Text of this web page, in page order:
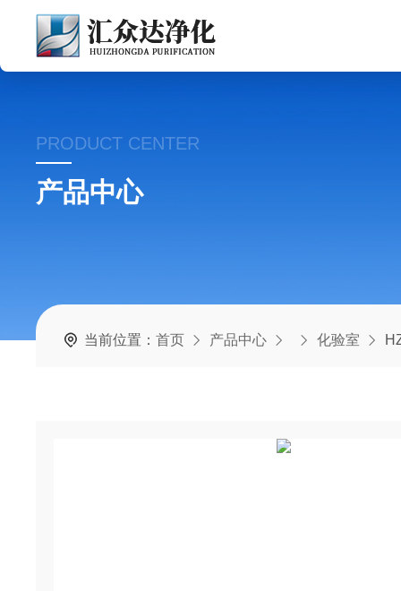
PRODUCT CENTER
产品中心
当前位置：首页 产品中心 化验室